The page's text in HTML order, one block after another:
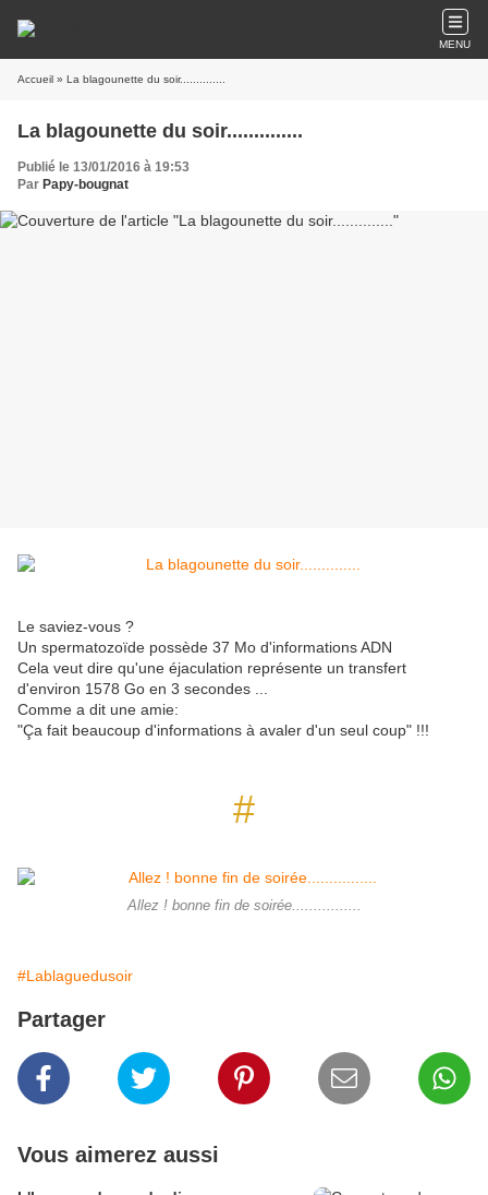
MENU
Accueil » La blagounette du soir..............
La blagounette du soir..............
Publié le 13/01/2016 à 19:53
Par Papy-bougnat
Le saviez-vous ?
Un spermatozoïde possède 37 Mo d'informations ADN
Cela veut dire qu'une éjaculation représente un transfert
d'environ 1578 Go en 3 secondes ...
Comme a dit une amie:
"Ça fait beaucoup d'informations à avaler d'un seul coup" !!!
#
Allez ! bonne fin de soirée................
#Lablaguedusoir
Partager
Vous aimerez aussi